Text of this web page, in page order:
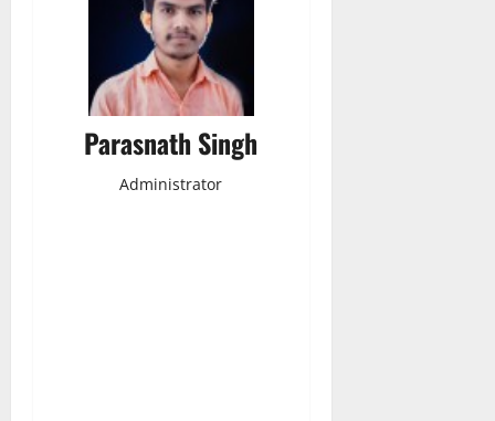
Parasnath Singh
Administrator